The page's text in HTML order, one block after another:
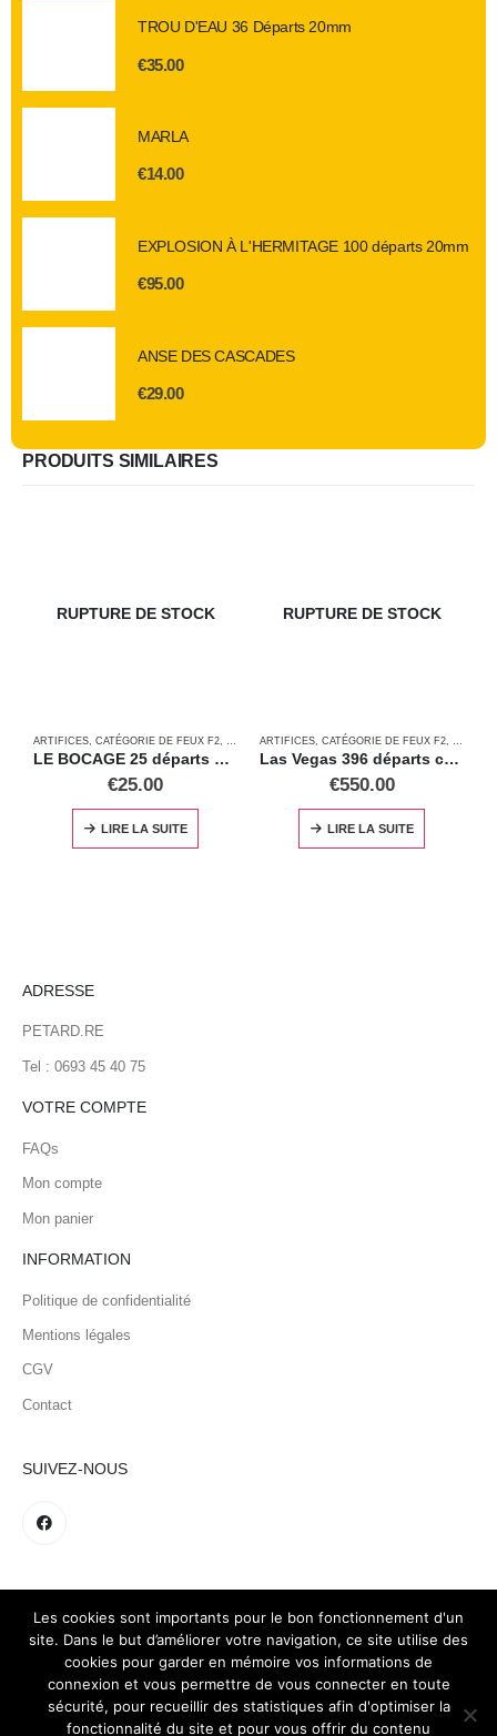
TROU D'EAU 36 Départs 20mm
€35.00
MARLA
€14.00
EXPLOSION À L'HERMITAGE 100 départs 20mm
€95.00
ANSE DES CASCADES
€29.00
PRODUITS SIMILAIRES
RUPTURE DE STOCK
ARTIFICES CATÉGORIE DE FEUX F2 FEUX AUTOMATIQUES
LE BOCAGE 25 départs calibre 20mm
€25.00
LIRE LA SUITE
RUPTURE DE STOCK
ARTIFICES CATÉGORIE DE FEUX F2
Las Vegas 396 départs calibre 20mm
€550.00
LIRE LA SUITE
ADRESSE
PETARD.RE
Tel : 0693 45 40 75
VOTRE COMPTE
FAQs
Mon compte
Mon panier
INFORMATION
Politique de confidentialité
Mentions légales
CGV
Contact
SUIVEZ-NOUS
Les cookies sont importants pour le bon fonctionnement d'un
site. Dans le but d’améliorer votre navigation, ce site utilise des
cookies pour garder en mémoire vos informations de
connexion et vous permettre de vous connecter en toute
sécurité, pour recueillir des statistiques afin d'optimiser la
fonctionnalité du site et pour vous offrir du contenu